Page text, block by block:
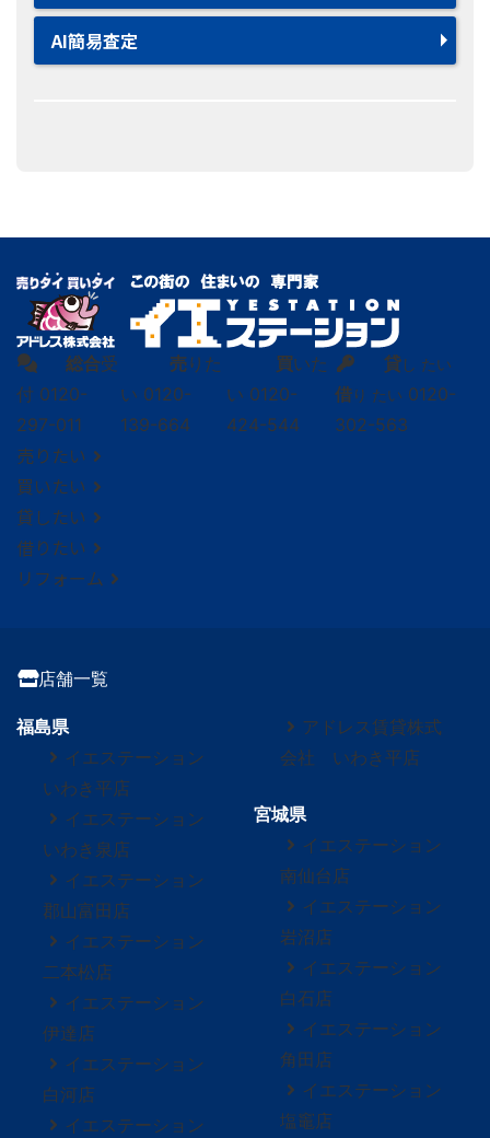
AI簡易査定
総合受
付 0120-
297-011
売りた
い 0120-
139-664
買いた
い 0120-
424-544
貸し たい
借り たい 0120-
302-563
売りたい
買いたい
貸したい
借りたい
リフォーム
店舗一覧
福島県
イエステーション
いわき平店
イエステーション
いわき泉店
イエステーション
郡山富田店
イエステーション
二本松店
イエステーション
伊達店
イエステーション
白河店
イエステーション
アドレス賃貸株式
会社 いわき平店
宮城県
イエステーション
南仙台店
イエステーション
岩沼店
イエステーション
白石店
イエステーション
角田店
イエステーション
塩竈店